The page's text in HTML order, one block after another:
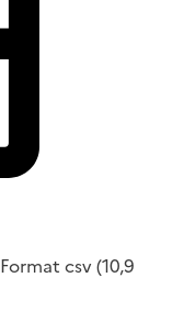
Format csv(10,9